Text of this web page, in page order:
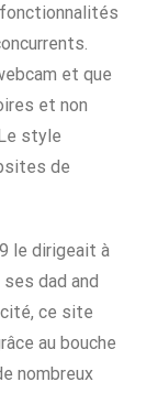
et que
et non
style
de
le dirigeait à
ses dad and
ce site
au bouche
nombreux